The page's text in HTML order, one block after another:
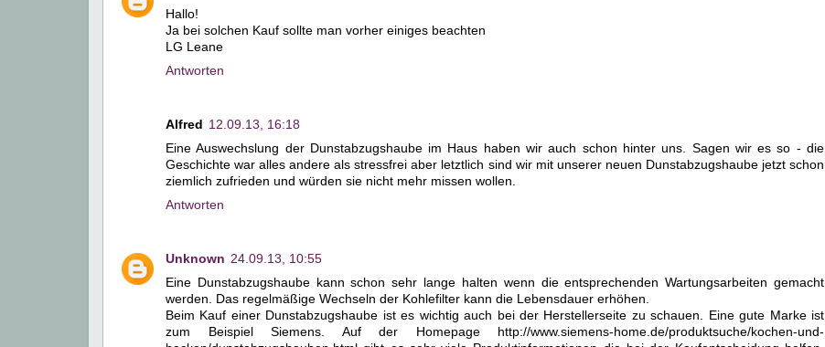
Hallo!
Ja bei solchen Kauf sollte man vorher einiges beachten
LG Leane
Antworten
Alfred
12.09.13, 16:18
Eine Auswechslung der Dunstabzugshaube im Haus haben wir auch schon hinter uns. Sagen wir es so - die
Geschichte war alles andere als stressfrei aber letztlich sind wir mit unserer neuen Dunstabzugshaube jetzt schon
ziemlich zufrieden und würden sie nicht mehr missen wollen.
Antworten
Unknown 24.09.13, 10:55
Eine Dunstabzugshaube kann schon sehr lange halten wenn die entsprechenden Wartungsarbeiten gemacht
werden. Das regelmäßige Wechseln der Kohlefilter kann die Lebensdauer erhöhen.
Beim Kauf einer Dunstabzugshaube ist es wichtig auch bei der Herstellerseite zu schauen. Eine gute Marke ist
zum Beispiel Siemens. Auf der Homepage http://www.siemens-home.de/produktsuche/kochen-und-